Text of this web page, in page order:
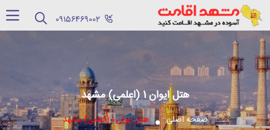
هتل ایوان 1 (اعلمی) مشهد
صفحه اصلی هتل ایوان 1 (اعلمی) مشهد